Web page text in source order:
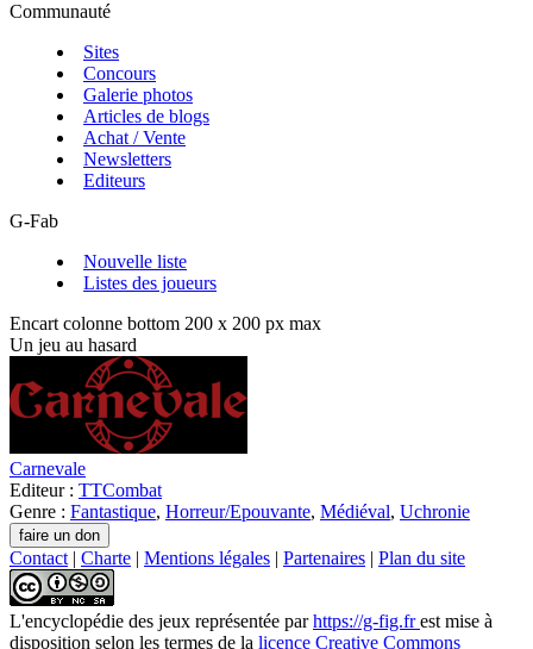
Communauté
Sites
Concours
Galerie photos
Articles de blogs
Achat / Vente
Newsletters
Editeurs
G-Fab
Nouvelle liste
Listes des joueurs
Encart colonne bottom 200 x 200 px max
Un jeu au hasard
Carnevale
Editeur : TTCombat
Genre : Fantastique, Horreur/Epouvante, Médiéval, Uchronie
Contact | Charte | Mentions légales | Partenaires | Plan du site
L'encyclopédie des jeux représentée parhttps://g-fig.frest mise à
disposition selon les termes de la licence Creative Commons